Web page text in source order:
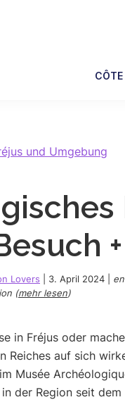
CÔTE
und Umgebung
Lovers 3. April 2024
(mehr lesen)
in Fréjus oder
Reiches auf sich
Musée
der Region seit